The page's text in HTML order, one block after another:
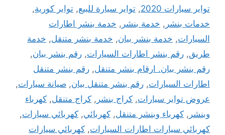
تواير سيارات 2020
, تواير سيارة للبيع, تواير كورية,
خدمات بنشر , خدمة بنشر , خدمة بنشر اطارات
السيارات, خدمة بنشر بيان, خدمة بنشر متنقل, خدمة
طريق, رقم بنشر اطارات السيارات, رقم بنشر بيان,
رقم بنشر بيان. ارقام بنشر متنقل, رقم بنشر متنقل
اطارات السيارات, رقم بنشر متنقل بيان, صيانة سيارات,
عروض تواير سيارات, كراج بنشر , كراج متنقل, كهرباء
وبنشر , كهرباء وبنشر متنقل, كهربائي, كهربائي سيارات,
كهربائي سيارات اطارات السيارات, كهربائي سيارات